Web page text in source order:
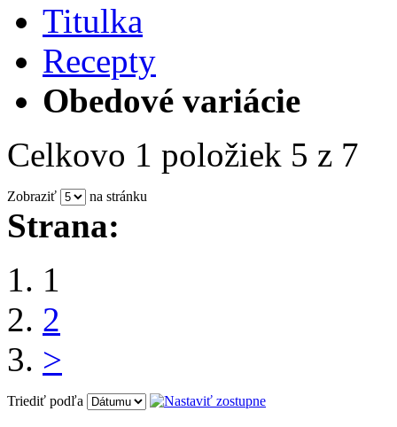
Titulka
Recepty
Obedové variácie
Celkovo 1 položiek 5 z 7
Zobraziť na stránku
Strana:
1
2
>
Triediť podľa